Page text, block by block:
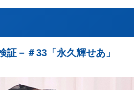
－＃33「永久輝せあ」